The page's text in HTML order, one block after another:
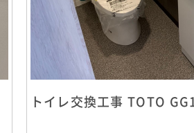
トイレ交換工事 TOTO GG1